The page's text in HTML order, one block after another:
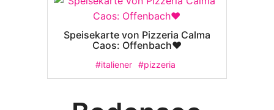
Speisekarte von Pizzeria Calma
Caos: Offenbach❤️
#italiener #pizzeria